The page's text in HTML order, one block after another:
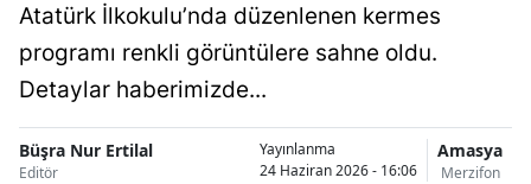
Atatürk İlkokulu’nda düzenlenen kermes
programı renkli görüntülere sahne oldu.
Detaylar haberimizde...
Büşra Nur Ertilal
Editör
Yayınlanma
24 Haziran 2026 - 16:06
Amasya
Merzifon